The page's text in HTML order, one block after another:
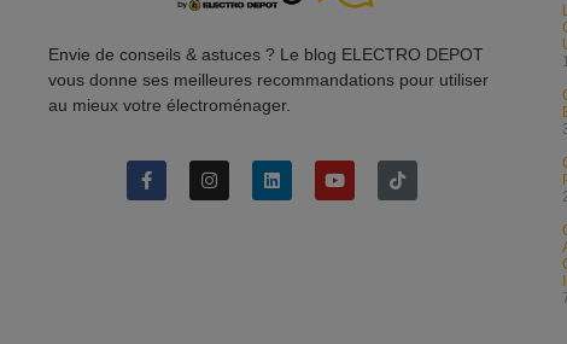
Envie de conseils & astuces ? Le blog ELECTRO DEPOT
vous donne ses meilleures recommandations pour utiliser
au mieux votre électroménager.